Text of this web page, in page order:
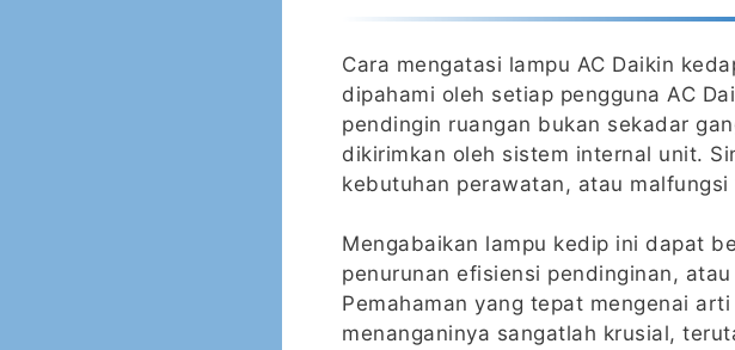
Cara mengatasi lampu AC Daikin
dipahami oleh setiap pengguna AC
pendingin ruangan bukan sekadar
dikirimkan oleh sistem internal unit.
kebutuhan perawatan, atau
Mengabaikan lampu kedip ini dapat
penurunan efisiensi pendinginan,
Pemahaman yang tepat mengenai
menanganinya sangatlah krusial,